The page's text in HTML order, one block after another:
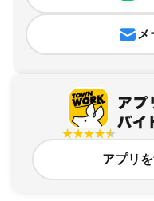
アプリ